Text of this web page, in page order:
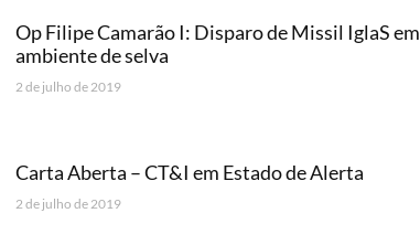
Op Filipe Camarão I: Disparo de Missil IglaS em
ambiente de selva
2 de julho de 2019
Carta Aberta – CT&I em Estado de Alerta
2 de julho de 2019